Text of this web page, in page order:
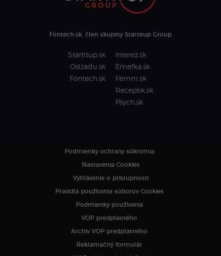
Fontech.sk, člen skupiny Startitup Group
Startitup.sk
Odzadu.sk
Fontech.sk
Interez.sk
Emefka.sk
Femm.sk
Receptik.sk
Psych.sk
Podmienky ochrany súkromia
Nastavenia Cookies
Vyhlásenie o prístupnosti
Pravidlá používania súborov Cookies
Podmienky používania
VOP predplatného
Archív VOP predplatného
Reklamačný formulár